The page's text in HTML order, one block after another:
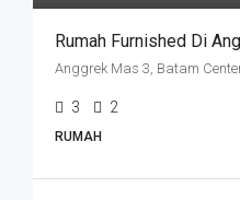
Rumah Furnished Di
Anggrek Mas 3, Batam
3 2
RUMAH